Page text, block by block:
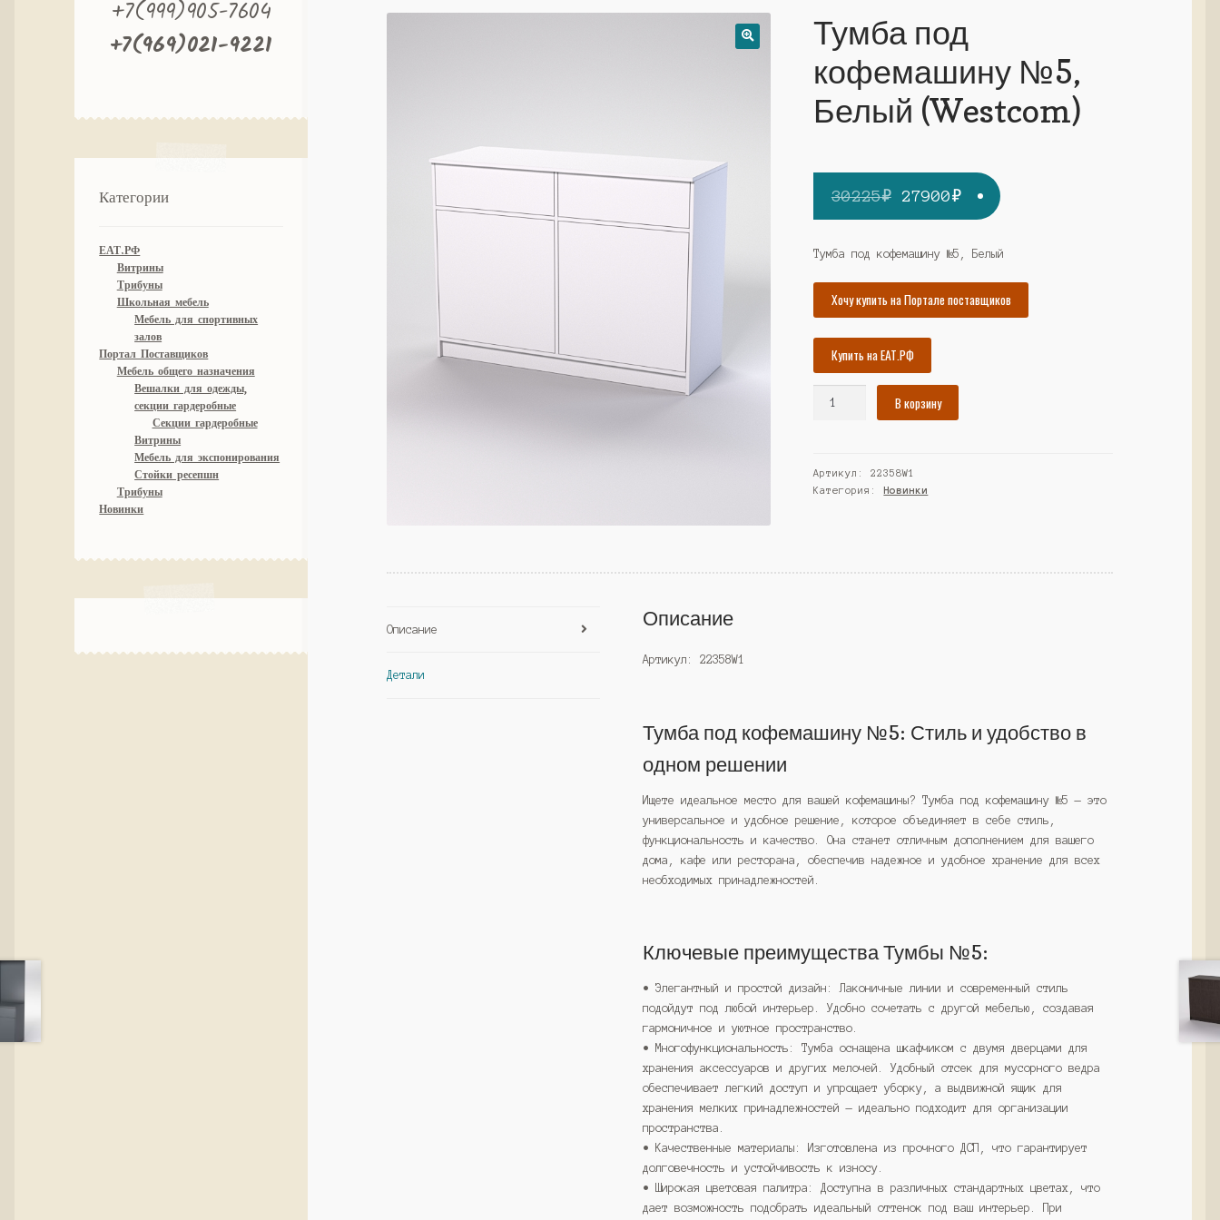
Тумба под
кофемашину №5,
Белый (Westcom)
30225₽ Первоначальная
цена
составляла
30225₽.
27900₽Текущая
цена:
27900₽.
Тумба под кофемашину №5, Белый
Хочу купить на Портале поставщиков
Купить на ЕАТ.РФ
кофемашину
№5,
В корзину
Артикул:22358W1
Категория:Новинки
Описание
Детали
Описание
Артикул: 22358W1
Тумба под кофемашину №5: Стиль и удобство в
одном решении
Ищете идеальное место для вашей кофемашины? Тумба под кофемашину №5 — это
универсальное и удобное решение, которое объединяет в себе стиль,
функциональность и качество. Она станет отличным дополнением для вашего
дома, кафе или ресторана, обеспечив надежное и удобное хранение для всех
необходимых принадлежностей.
Ключевые преимущества Тумбы №5:
• Элегантный и простой дизайн: Лаконичные линии и современный стиль
подойдут под любой интерьер. Удобно сочетать с другой мебелью, создавая
гармоничное и уютное пространство.
• Многофункциональность: Тумба оснащена шкафчиком с двумя дверцами для
хранения аксессуаров и других мелочей. Удобный отсек для мусорного ведра
обеспечивает легкий доступ и упрощает уборку, а выдвижной ящик для
хранения мелких принадлежностей — идеально подходит для организации
пространства.
• Качественные материалы: Изготовлена из прочного ДСП, что гарантирует
долговечность и устойчивость к износу.
• Широкая цветовая палитра: Доступна в различных стандартных цветах, что
дает возможность подобрать идеальный оттенок под ваш интерьер. При
+7(999)905-7604
+7(969)021-9221
Категории
ЕАТ.РФ
Витрины
Трибуны
Школьная мебель
Мебель для спортивных
залов
Портал Поставщиков
Мебель общего назначения
Вешалки для одежды,
секции гардеробные
Секции гардеробные
Витрины
Мебель для экспонирования
Стойки ресепшн
Трибуны
Новинки